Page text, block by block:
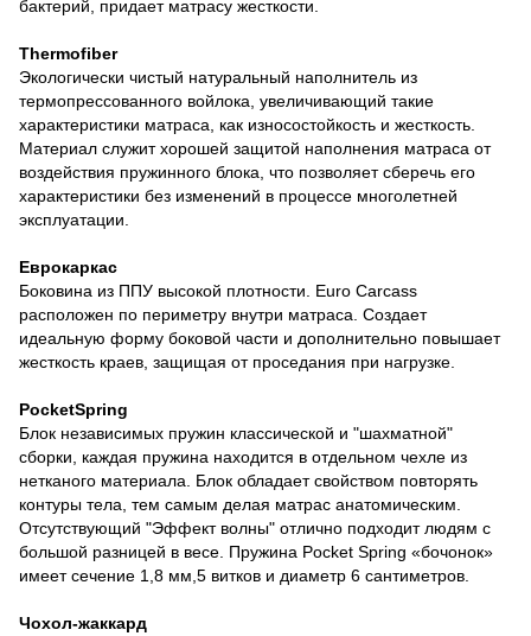
бактерий, придает матрасу жесткости.
Thermofiber
Экологически чистый натуральный наполнитель из
термопрессованного войлока, увеличивающий такие
характеристики матраса, как износостойкость и жесткость.
Материал служит хорошей защитой наполнения матраса от
воздействия пружинного блока, что позволяет сберечь его
характеристики без изменений в процессе многолетней
эксплуатации.
Еврокаркас
Боковина из ППУ высокой плотности. Euro Carcass
расположен по периметру внутри матраса. Создает
идеальную форму боковой части и дополнительно повышает
жесткость краев, защищая от проседания при нагрузке.
PocketSpring
Блок независимых пружин классической и "шахматной"
сборки, каждая пружина находится в отдельном чехле из
нетканого материала. Блок обладает свойством повторять
контуры тела, тем самым делая матрас анатомическим.
Отсутствующий "Эффект волны" отлично подходит людям с
большой разницей в весе. Пружина Pocket Spring «бочонок»
имеет сечение 1,8 мм,5 витков и диаметр 6 сантиметров.
Чохол-жаккард